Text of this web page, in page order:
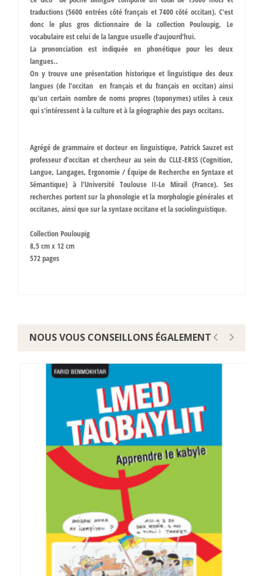
traductions (5600 entrées côté français et 7400 côté occitan). C'est
donc le plus gros dictionnaire de la collection Pouloupig, Le
vocabulaire est celui de la langue usuelle d'aujourd'hui.
La prononciation est indiquée en phonétique pour les deux
langues..
On y trouve une présentation historique et linguistique des deux
langues (de l'occitan en français et du français en occitan) ainsi
qu'un certain nombre de noms propres (toponymes) utiles à ceux
qui s'intéressent à la culture et à la géographie des pays occitans.
Agrégé de grammaire et docteur en linguistique, Patrick Sauzet est
professeur d'occitan et chercheur au sein du CLLE-ERSS (Cognition,
Langue, Langages, Ergonomie / Équipe de Recherche en Syntaxe et
Sémantique) à l'Université Toulouse II-Le Mirail (France). Ses
recherches portent sur la phonologie et la morphologie générales et
occitanes, ainsi que sur la syntaxe occitane et la sociolinguistique.
Collection Pouloupig
8,5 cm x 12 cm
572 pages
NOUS VOUS CONSEILLONS ÉGALEMENT